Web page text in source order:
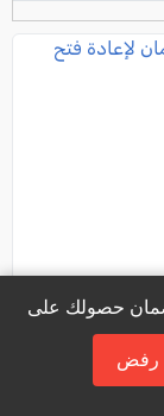
حصولك على
رفض